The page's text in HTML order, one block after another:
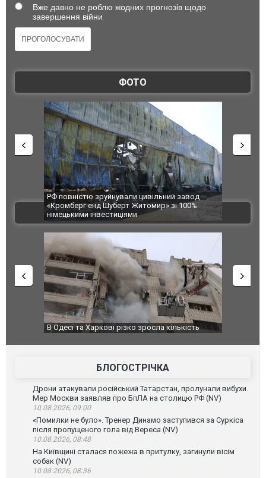
Вже давно не роблю жодних прогнозів щодо
завершення війни
ФОТО
В Одесі та Харкові різко зросла кількість
постраждалих від обстрілу РФ
Ворог
двоє
після
ВІДЕО
У парламенті Косово прем'єра закидали яйцями
Приїхав
до
БЛОГОСТРІЧКА
Дрони атакували російський Татарстан, пролунали вибухи.
Мер Москви заявляв про БпЛА на столицю РФ (NV)
10.08.2026, 09:00
«Помилки не було». Тренер Динамо заступився за Суркіса
після пропущеного гола від Вереса (NV)
10.08.2026, 08:48
На Київщині сталася пожежа в притулку, загинули вісім
собак (NV)
10.08.2026, 08:36